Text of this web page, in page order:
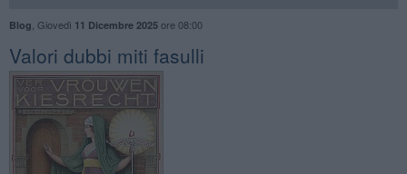
Blog Giovedì 11 Dicembre 2025ore 08:00
Valori dubbi miti fasulli